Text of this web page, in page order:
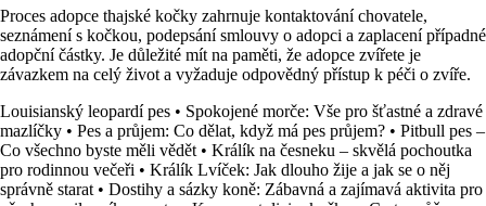
Proces adopce thajské kočky zahrnuje kontaktování chovatele,
seznámení s kočkou, podepsání smlouvy o adopci a zaplacení případné
adopční částky. Je důležité mít na paměti, že adopce zvířete je
závazkem na celý život a vyžaduje odpovědný přístup k péči o zvíře.
Louisianský leopardí pes • Spokojené morče: Vše pro šťastné a zdravé
mazlíčky • Pes a průjem: Co dělat, když má pes průjem? • Pitbull pes –
Co všechno byste měli vědět • Králík na česneku – skvělá pochoutka
pro rodinnou večeři • Králík Lvíček: Jak dlouho žije a jak se o něj
správně starat • Dostihy a sázky koně: Zábavná a zajímavá aktivita pro